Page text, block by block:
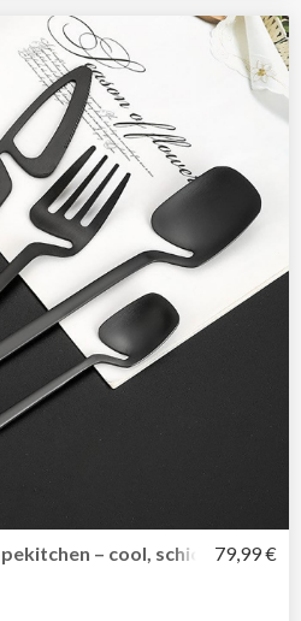
– cool, schick,79,99 €